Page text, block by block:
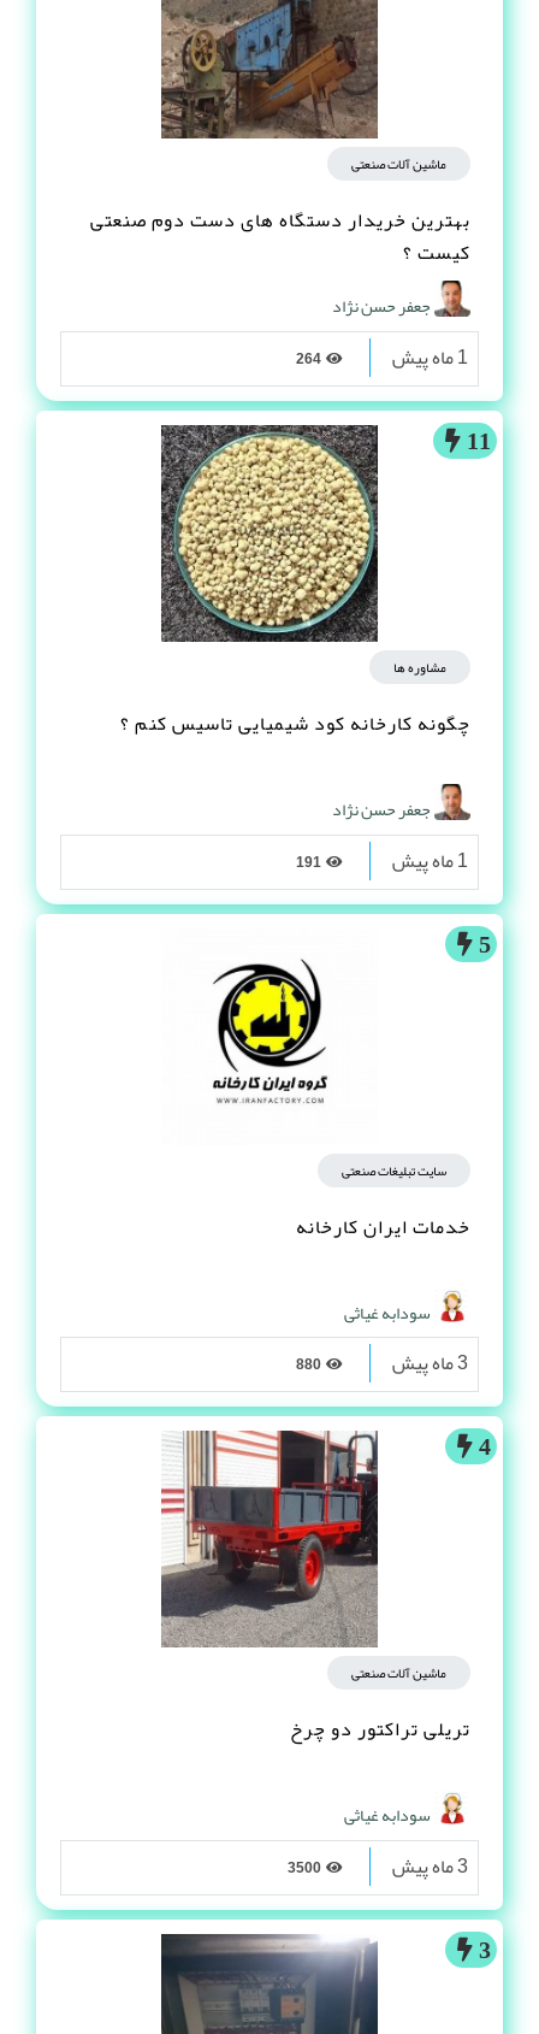
ماشین آلات صنعتی
بهترین خریدار دستگاه های دست دوم صنعتی
کیست ؟
جعفر حسن نژاد
1 ماه پیش
11
مشاوره ها
چگونه کارخانه کود شیمیایی تاسیس کنم ؟
جعفر حسن نژاد
1 ماه پیش
5
سایت تبلیغات صنعتی
خدمات ایران کارخانه
سودابه غیاثی
3 ماه پیش
4
ماشین آلات صنعتی
تریلی تراکتور دو چرخ
سودابه غیاثی
3 ماه پیش
3